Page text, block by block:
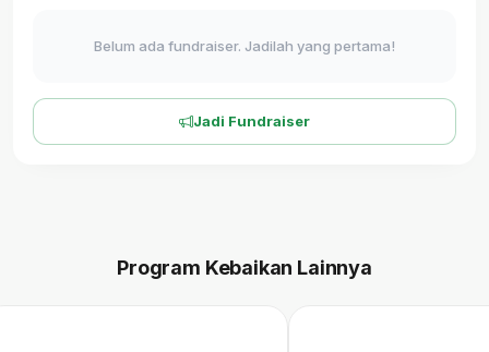
Belum ada fundraiser. Jadilah yang pertama!
Jadi Fundraiser
Program Kebaikan Lainnya